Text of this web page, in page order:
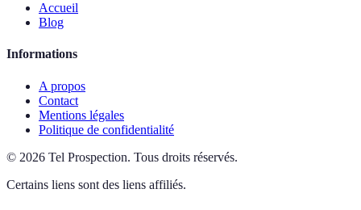
Accueil
Blog
Informations
A propos
Contact
Mentions légales
Politique de confidentialité
© 2026 Tel Prospection. Tous droits réservés.
Certains liens sont des liens affiliés.